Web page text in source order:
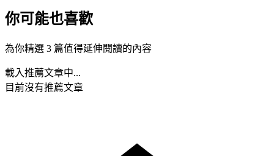
你可能也喜歡
為你精選 3 篇值得延伸閱讀的內容
載入推薦文章中...
目前沒有推薦文章